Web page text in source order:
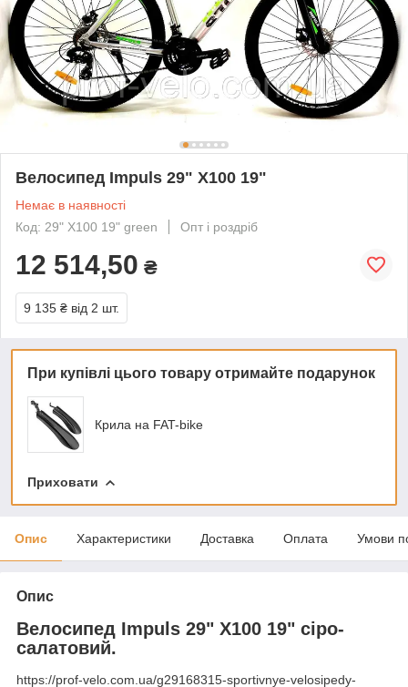
Велосипед Impuls 29" X100 19"
Немає в наявності
Код: 29" X100 19" green
Опт і роздріб
12 514,50 ₴
9 135 ₴ від 2 шт.
При купівлі цього товару отримайте подарунок
Крила на FAT-bike
Приховати
Опис Характеристики Доставка Оплата Умови
Опис
Велосипед Impuls 29" X100 19" сіро-
салатовий.
https://prof-velo.com.ua/g29168315-sportivnye-velosipedy-